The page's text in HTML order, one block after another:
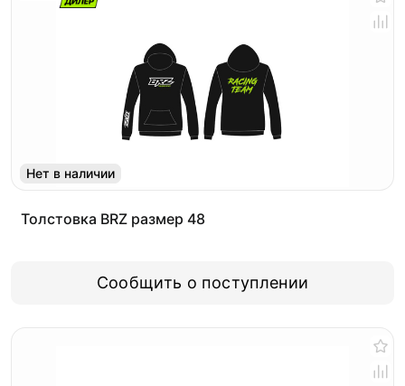
Нет в наличии
Толстовка BRZ размер 48
Сообщить о поступлении